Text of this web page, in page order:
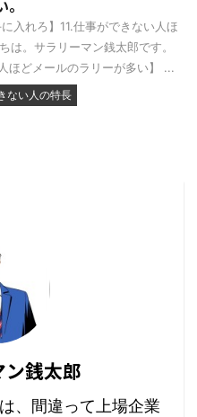
入れろ】11.仕事ができない人ほ
は。サラリーマン銭太郎です。
ほどメールのラリーが多い】 ...
ない人の特長
銭太郎
、間違って上場企業